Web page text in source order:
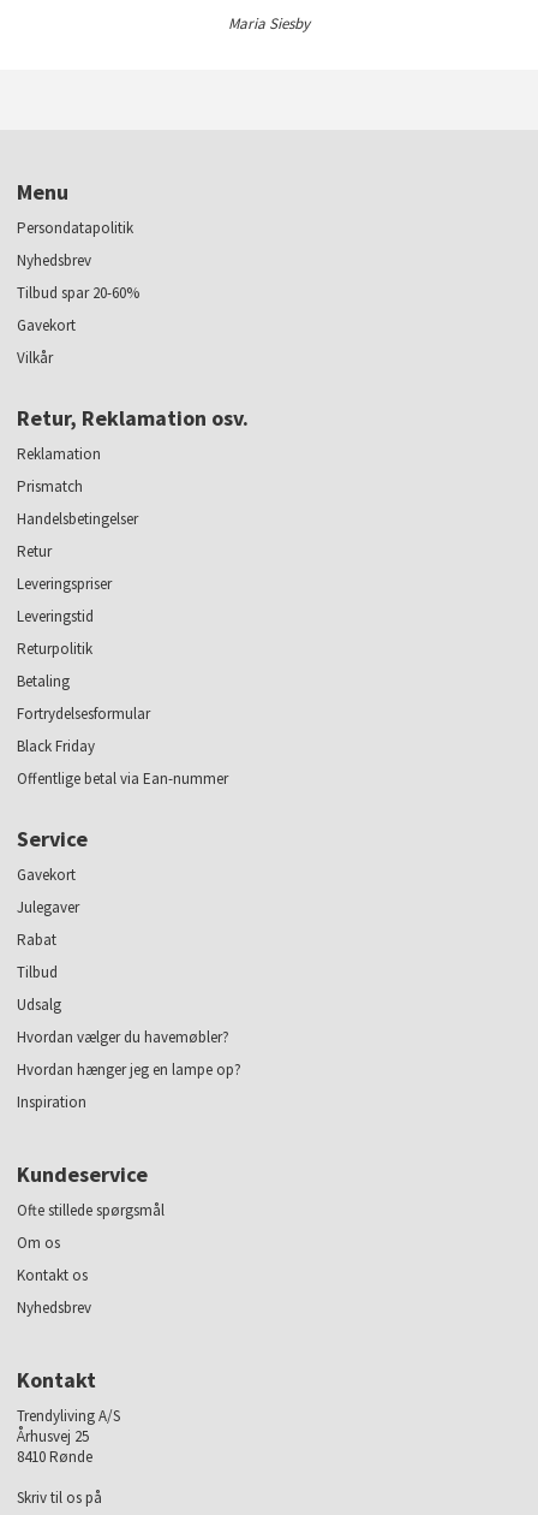
Maria Siesby
Menu
Persondatapolitik
Nyhedsbrev
Tilbud spar 20-60%
Gavekort
Vilkår
Retur, Reklamation osv.
Reklamation
Prismatch
Handelsbetingelser
Retur
Leveringspriser
Leveringstid
Returpolitik
Betaling
Fortrydelsesformular
Black Friday
Offentlige betal via Ean-nummer
Service
Gavekort
Julegaver
Rabat
Tilbud
Udsalg
Hvordan vælger du havemøbler?
Hvordan hænger jeg en lampe op?
Inspiration
Kundeservice
Ofte stillede spørgsmål
Om os
Kontakt os
Nyhedsbrev
Kontakt
Trendyliving A/S
Århusvej 25
8410 Rønde
Skriv til os på